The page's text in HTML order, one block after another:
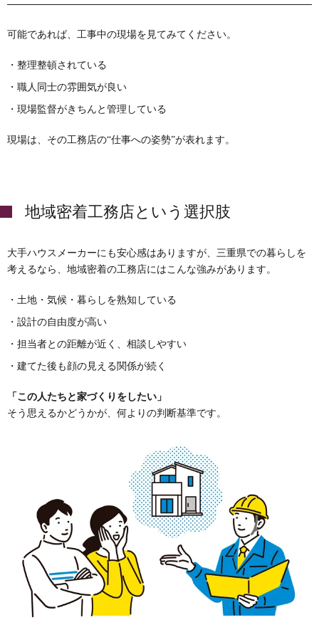
可能であれば、工事中の現場を見てみてください。
・整理整頓されている
・職人同士の雰囲気が良い
・現場監督がきちんと管理している
現場は、その工務店の“仕事への姿勢”が表れます。
地域密着工務店という選択肢
大手ハウスメーカーにも安心感はありますが、三重県での暮らしを
考えるなら、地域密着の工務店にはこんな強みがあります。
・土地・気候・暮らしを熟知している
・設計の自由度が高い
・担当者との距離が近く、相談しやすい
・建てた後も顔の見える関係が続く
「この人たちと家づくりをしたい」
そう思えるかどうかが、何よりの判断基準です。